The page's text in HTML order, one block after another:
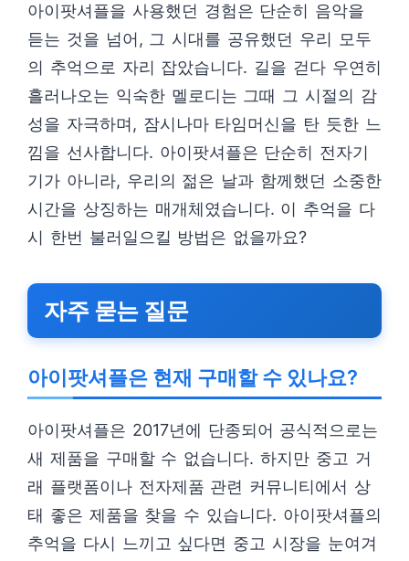
아이팟셔플을 사용했던 경험은 단순히 음악을
듣는 것을 넘어, 그 시대를 공유했던 우리 모두
의 추억으로 자리 잡았습니다. 길을 걷다 우연히
흘러나오는 익숙한 멜로디는 그때 그 시절의 감
성을 자극하며, 잠시나마 타임머신을 탄 듯한 느
낌을 선사합니다. 아이팟셔플은 단순히 전자기
기가 아니라, 우리의 젊은 날과 함께했던 소중한
시간을 상징하는 매개체였습니다. 이 추억을 다
시 한번 불러일으킬 방법은 없을까요?
자주 묻는 질문
아이팟셔플은 현재 구매할 수 있나요?
아이팟셔플은 2017년에 단종되어 공식적으로는
새 제품을 구매할 수 없습니다. 하지만 중고 거
래 플랫폼이나 전자제품 관련 커뮤니티에서 상
태 좋은 제품을 찾을 수 있습니다. 아이팟셔플의
추억을 다시 느끼고 싶다면 중고 시장을 눈여겨